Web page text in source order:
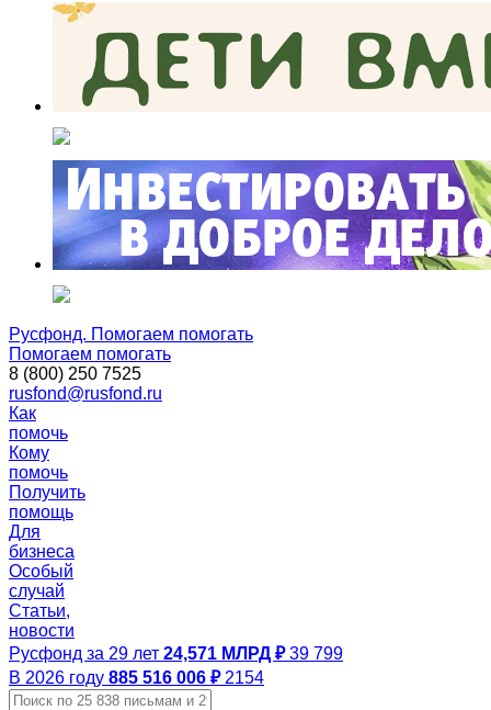
Русфонд. Помогаем помогать
Помогаем помогать
8 (800) 250 7525
rusfond@rusfond.ru
Как
помочь
Кому
помочь
Получить
помощь
Для
бизнеса
Особый
случай
Статьи,
новости
Русфонд за 29 лет 24,571 МЛРД ₽ 39 799
В 2026 году 885 516 006 ₽ 2154